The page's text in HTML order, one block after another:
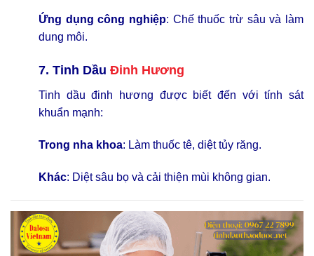
Ứng dụng công nghiệp: Chế thuốc trừ sâu và làm
dung môi.
7. Tinh Dầu Đinh Hương
Tinh dầu đinh hương được biết đến với tính sát
khuẩn mạnh:
Trong nha khoa: Làm thuốc tê, diệt tủy răng.
Khác: Diệt sâu bọ và cải thiện mùi không gian.